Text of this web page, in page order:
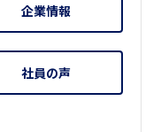
企業情報
社員の声